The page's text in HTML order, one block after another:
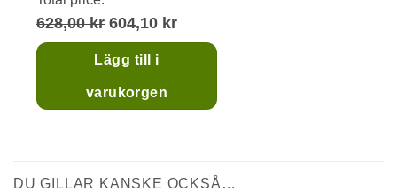
628,00 kr 604,10 kr
Lägg till i
varukorgen
DU GILLAR KANSKE OCKSÅ…